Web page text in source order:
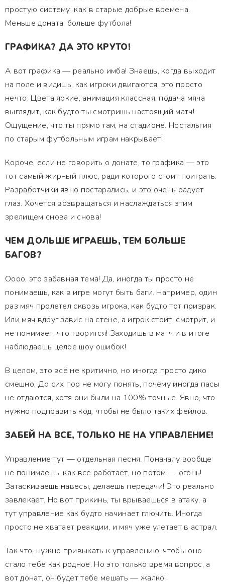
простую систему, как в старые добрые времена.
Меньше доната, больше футбола!
ГРАФИКА? ДА ЭТО КРУТО!
А вот графика — реально имба! Знаешь, когда выходит
на поле и видишь, как игроки двигаются, это просто
нечто. Цвета яркие, анимация классная, подача мяча
выглядит, как будто ты смотришь настоящий матч!
Ощущение, что ты прямо там, на стадионе. Ностальгия
по старым футбольным играм накрывает!
Короче, если не говорить о донате, то графика — это
тот самый жирный плюс, ради которого стоит поиграть.
Разработчики явно постарались, и это очень радует
глаз. Хочется возвращаться и наслаждаться этим
зрелищем снова и снова!
ЧЕМ ДОЛЬШЕ ИГРАЕШЬ, ТЕМ БОЛЬШЕ
БАГОВ?
Оооо, это забавная тема! Да, иногда ты просто не
понимаешь, как в игре могут быть баги. Например, один
раз мяч пролетел сквозь игрока, как будто тот призрак.
Или мяч вдруг завис на стене, а игрок стоит, смотрит, и
не понимает, что творится! Заходишь в матч и в итоге
наблюдаешь целое шоу ошибок!
В целом, это всё не критично, но иногда просто дико
смешно. До сих пор не могу понять, почему иногда пасы
не отдаются, хотя они были на 100% точные. Явно, что
нужно подправить код, чтобы не было таких фейлов.
ЗАБЕЙ НА ВСЕ, ТОЛЬКО НЕ НА УПРАВЛЕНИЕ!
Управление тут — отдельная песня. Поначалу вообще
не понимаешь, как всё работает, но потом — огонь!
Затаскиваешь навесы, делаешь передачи! Это реально
завлекает. Но вот прикинь, ты врываешься в атаку, а
тут управление как будто начинает глючить. Иногда
просто не хватает реакции, и мяч уже улетает в астрал.
Так что, нужно привыкать к управлению, чтобы оно
стало тебе как родное. Но это только время вопрос, а
вот донат, он будет тебе мешать — жалко!.